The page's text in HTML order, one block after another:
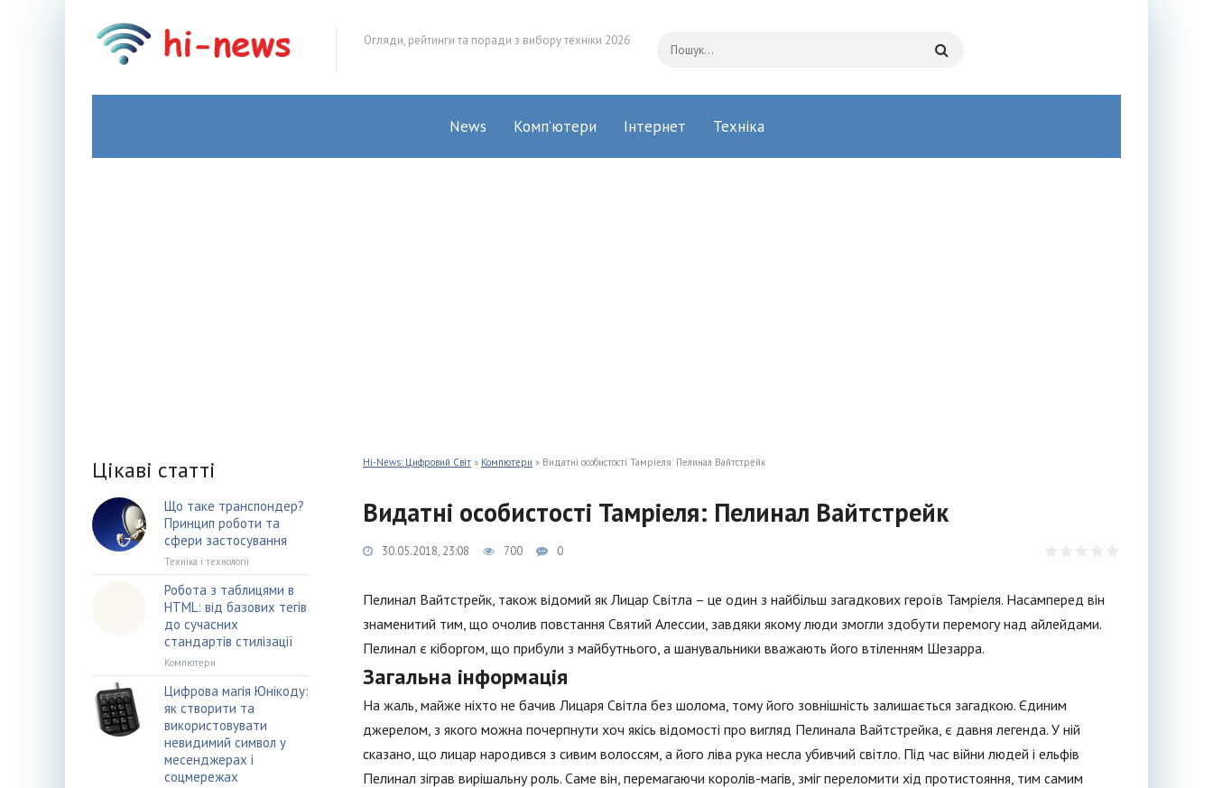
Огляди, рейтинги та поради з вибору техніки 2026
News Комп’ютери Інтернет Техніка
Hi-News: Цифровий Світ » Компютери » Видатні особистості Тамріеля: Пелинал Вайтстрейк
Видатні особистості Тамріеля: Пелинал Вайтстрейк
30.05.2018, 23:08 700 0
Пелинал Вайтстрейк, також відомий як Лицар Світла – це один з найбільш загадкових героїв Тамріеля. Насамперед він
знаменитий тим, що очолив повстання Святий Алессии, завдяки якому люди змогли здобути перемогу над айлейдами.
Пелинал є кіборгом, що прибули з майбутнього, а шанувальники вважають його втіленням Шезарра.
Загальна інформація
На жаль, майже ніхто не бачив Лицаря Світла без шолома, тому його зовнішність залишається загадкою. Єдиним
джерелом, з якого можна почерпнути хоч якісь відомості про вигляд Пелинала Вайтстрейка, є давня легенда. У ній
сказано, що лицар народився з сивим волоссям, а його ліва рука несла убивчий світло. Під час війни людей і ельфів
Пелинал зіграв вирішальну роль. Саме він, перемагаючи королів-магів, зміг переломити хід протистояння, тим самим
Цікаві статті
Що таке транспондер?
Принцип роботи та
сфери застосування
Техніка і технології
Робота з таблицями в
HTML: від базових тегів
до сучасних
стандартів стилізації
Компютери
Цифрова магія Юнікоду:
як створити та
використовувати
невидимий символ у
месенджерах і
соцмережах